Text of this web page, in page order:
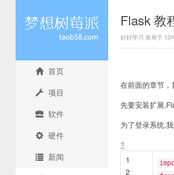
网购经验网 首页
项目
软件
硬件
新闻
Flask 教
好好学习 发布于 10
在前面的章节，
先要安装扩展
为了登录系统,
?
1
2